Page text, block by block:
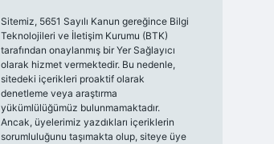
Sitemiz, 5651 Sayılı Kanun gereğince Bilgi
Teknolojileri ve İletişim Kurumu (BTK)
tarafından onaylanmış bir Yer Sağlayıcı
olarak hizmet vermektedir. Bu nedenle,
sitedeki içerikleri proaktif olarak
denetleme veya araştırma
yükümlülüğümüz bulunmamaktadır.
Ancak, üyelerimiz yazdıkları içeriklerin
sorumluluğunu taşımakta olup, siteye üye